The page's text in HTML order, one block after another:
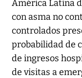
América Latina
con asma no
controlados
probabilidad de
de ingresos
de visitas a